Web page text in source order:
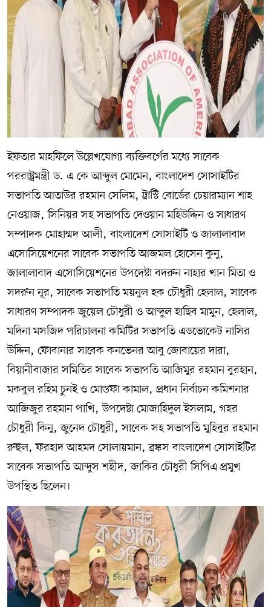
ইফতার মাহফিলে উল্লেখযোগ্য ব্যক্তিবর্গের মধ্যে সাবেক
পররাষ্ট্রমন্ত্রী ড. এ কে আব্দুল মোমেন, বাংলাদেশ সোসাইটির
সভাপতি আতাউর রহমান সেলিম, ট্রাস্টি বোর্ডের চেয়ারম্যান শাহ
নেওয়াজ, সিনিয়র সহ সভাপতি দেওয়ান মহিউদ্দিন ও সাধারণ
সম্পাদক মোহাম্মদ আলী, বাংলাদেশ সোসাইটি ও জালালাবাদ
এসোসিয়েশনের সাবেক সভাপতি আজমল হোসেন কুনু,
জালালাবাদ এসোসিয়েশনের উপদেষ্টা বদরুন নাহার খান মিতা ও
সদরুন নূর, সাবেক সভাপতি ময়নুল হক চৌধুরী হেলাল, সাবেক
সাধারণ সম্পাদক জুয়েল চৌধুরী ও আব্দুল হাছিব মামুন, হেলাল,
মদিনা মসজিদ পরিচালনা কমিটির সভাপতি এডভোকেট নাসির
উদ্দিন, ফোবানার সাবেক কনভেনর আবু জোবায়ের দারা,
বিয়ানীবাজার সমিতির সাবেক সভাপতি আজিমুর রহমান বুরহান,
মকবুল রহিম চুনই ও মোস্তফা কামাল, প্রধান নির্বাচন কমিশনার
আজিজুর রহমান পাখি, উপদেষ্টা মোজাহিদুল ইসলাম, গহর
চৌধুরী কিনু, জুনেদ চৌধুরী, সাবেক সহ সভাপতি মুহিবুর রহমান
রুহুল, ফরহাদ আহমদ সোলায়মান, ব্রঙ্কস বাংলাদেশ সোসাইটির
সাবেক সভাপতি আব্দুস শহীদ, জাকির চৌধুরী সিপিএ প্রমুখ
উপস্থিত ছিলেন।